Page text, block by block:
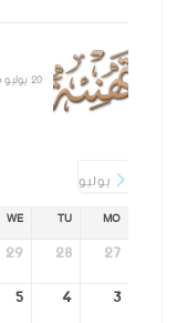
20 يوليو 2026
يوليو
MO
TU
WE
27
28
29
3
4
5